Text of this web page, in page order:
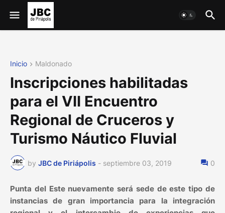
Inicio Maldonado
Inscripciones habilitadas
para el VII Encuentro
Regional de Cruceros y
Turismo Náutico Fluvial
by JBC de Piriápolis - septiembre 03, 2019 0
Punta del Este nuevamente será sede de este tipo de
instancias de gran importancia para la integración